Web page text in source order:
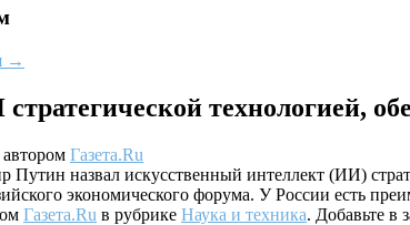
→
технологией,
автором Газета.Ru
назвал искусственный интеллект (ИИ)
экономического форума. У России есть
Газета.Ru в рубрике Наука и техника. Добавьте в